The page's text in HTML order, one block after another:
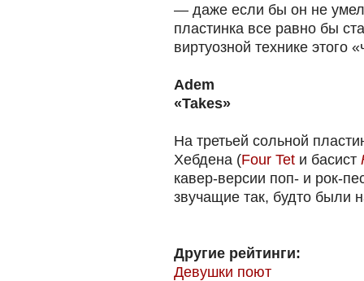
— даже если бы он не умел
пластинка все равно бы
виртуозной технике этого
Adem
«Takes»
На третьей сольной
Хебдена (Four Tet и басист
кавер-версии поп- и рок-
звучащие так, будто были
Другие рейтинги:
Девушки поют